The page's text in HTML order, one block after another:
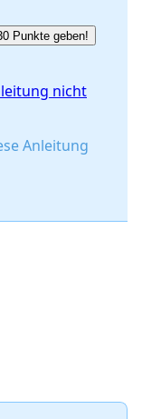
Punkte geben!
nicht
Anleitung